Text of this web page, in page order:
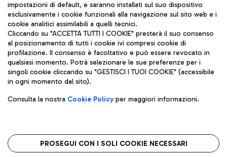
Aeroporti di Roma S.p.A. - Società soggetta a direzione e
coordinamento di Mundys S.p.A.
Codice fiscale e Registro delle Imprese di Roma 13032990155 P.
IVA 06572251004
Capitale sociale 62.224.743,00 int. vers.
Sede legale: Via Pier Paolo Racchetti 1 - 00054 Fiumicino (RM)
telefono +39 06 65951
Privacy policy
Note legali
Roma FCO
L'aeroporto stellato
impostazioni di default, e saranno installati sul suo dispositivo
esclusivamente i cookie funzionali alla navigazione sul sito web e i
cookie analitici assimilabili a quelli tecnici.
Cliccando su "ACCETTA TUTTI I COOKIE" presterà il suo consenso
al posizionamento di tutti i cookie ivi compresi cookie di
profilazione. Il consenso è facoltativo e può essere revocato in
qualsiasi momento. Potrà selezionare le sue preferenze per i
singoli cookie cliccando su "GESTISCI I TUOI COOKIE" (accessibile
in ogni momento dal sito).
Consulta la nostra Cookie Policyper maggiori informazioni.
PROSEGUI CON I SOLI COOKIE NECESSARI